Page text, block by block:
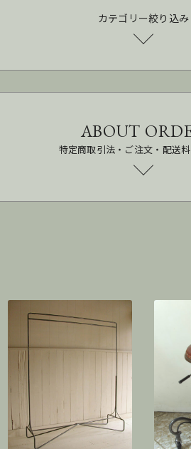
カテゴリー絞り込み
ABOUT
特定商取引法・ご注文・配送